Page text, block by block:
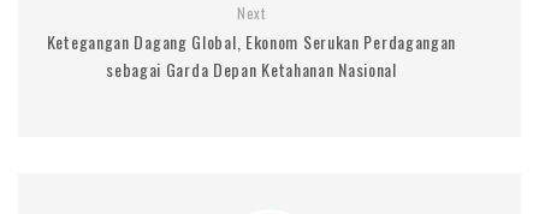
Next
Ketegangan Dagang Global, Ekonom Serukan Perdagangan
sebagai Garda Depan Ketahanan Nasional